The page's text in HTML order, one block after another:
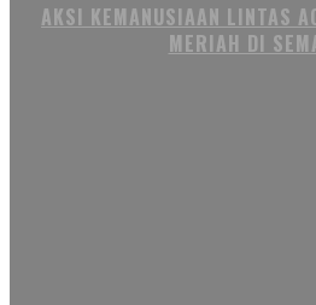
AKSI KEMANUSIAAN LINTAS
MERIAH DI